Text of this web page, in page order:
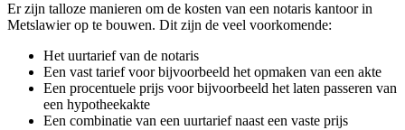
Er zijn talloze manieren om de kosten van een notaris kantoor in
Metslawier op te bouwen. Dit zijn de veel voorkomende:
Het uurtarief van de notaris
Een vast tarief voor bijvoorbeeld het opmaken van een akte
Een procentuele prijs voor bijvoorbeeld het laten passeren van
een hypotheekakte
Een combinatie van een uurtarief naast een vaste prijs